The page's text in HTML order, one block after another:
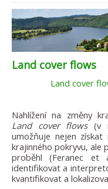
Land cover flows
Land cover
Nahlížení na změny
Land cover flows(v
umožňuje nejen získat
krajinného pokryvu, ale
proběhl (Feranec et
identifikovat a
kvantifikovat a